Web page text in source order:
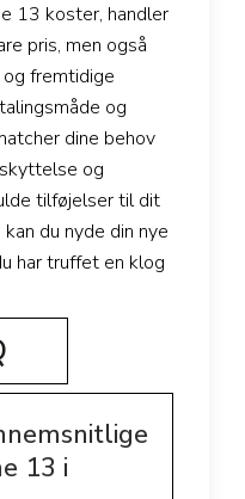
13 koster, handler
pris, men også
fremtidige
og
dine behov
og
tilføjelser til dit
du nyde din nye
har truffet en klog
13 i